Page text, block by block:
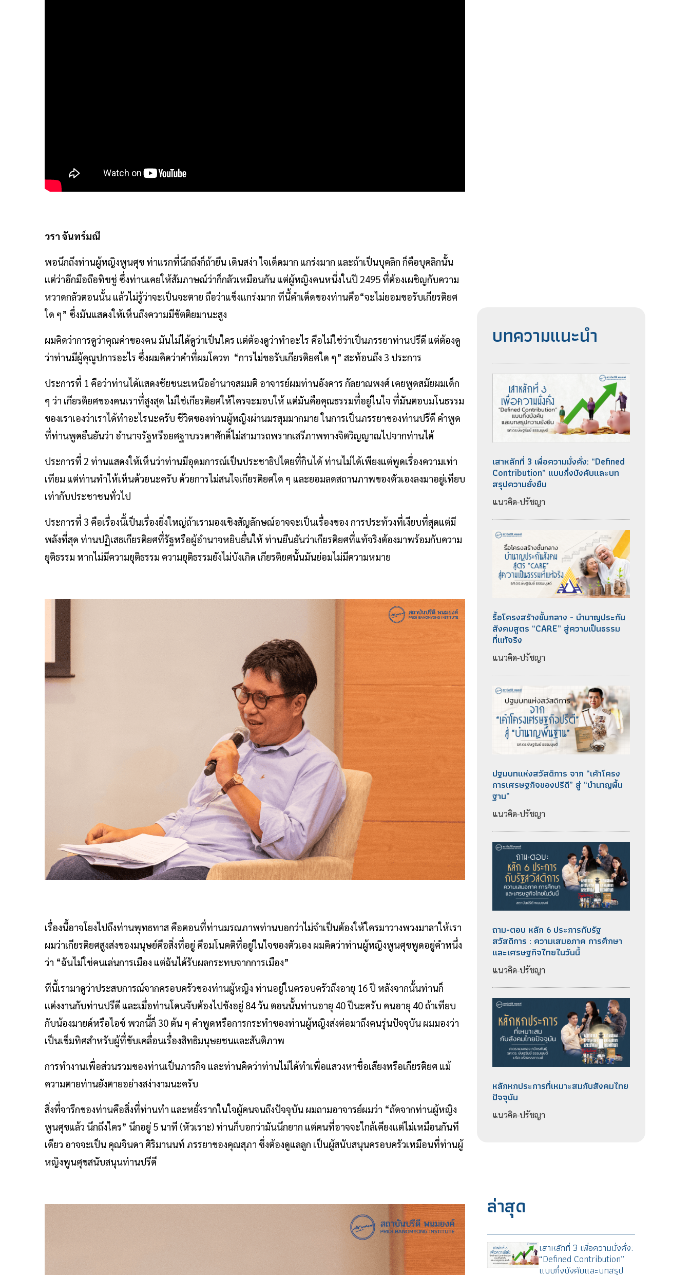
วรา จันทร์มณี
พอนึกถึงท่านผู้หญิงพูนศุข ท่าแรกที่นึกถึงก็ถ้ายืน เดินสง่า ใจเด็ดมาก แกร่งมาก และถ้าเป็นบุคลิก ก็คือบุคลิกนั้น
แต่ว่าอีกมือถือทิชชู่ ซึ่งท่านเคยให้สัมภาษณ์ว่าก็กลัวเหมือนกัน แต่ผู้หญิงคนหนึ่งในปี 2495 ที่ต้องเผชิญกับความ
หวาดกลัวตอนนั้น แล้วไม่รู้ว่าจะเป็นจะตาย ถือว่าแข็งแกร่งมาก ทีนี้คำเด็ดของท่านคือ“จะไม่ยอมขอรับเกียรติยศ
ใด ๆ” ซึ่งมันแสดงให้เห็นถึงความมีขัตติยมานะสูง
ผมคิดว่าการดูว่าคุณค่าของคน มันไม่ได้ดูว่าเป็นใคร แต่ต้องดูว่าทำอะไร คือไม่ใช่ว่าเป็นภรรยาท่านปรีดี แต่ต้องดู
ว่าท่านมีผู้คุณูปการอะไร ซึ่งผมคิดว่าคำที่ผมโควท “การไม่ขอรับเกียรติยศใด ๆ” สะท้อนถึง 3 ประการ
ประการที่ 1 คือว่าท่านได้แสดงชัยชนะเหนืออำนาจสมมติ อาจารย์ผมท่านอังคาร กัลยาณพงศ์ เคยพูดสมัยผมเด็ก
ๆ ว่า เกียรติยศของคนเราที่สูงสุด ไม่ใช่เกียรติยศให้ใครจะมอบให้ แต่มันคือคุณธรรมที่อยู่ในใจ ที่มันตอบมโนธรรม
ของเราเองว่าเราได้ทำอะไรนะครับ ชีวิตของท่านผู้หญิงผ่านมรสุมมากมาย ในการเป็นภรรยาของท่านปรีดี คำพูด
ที่ท่านพูดยืนยันว่า อำนาจรัฐหรือยศฐาบรรดาศักดิ์ไม่สามารถพรากเสรีภาพทางจิตวิญญาณไปจากท่านได้
ประการที่ 2 ท่านแสดงให้เห็นว่าท่านมีอุดมการณ์เป็นประชาธิปไตยที่กินได้ ท่านไม่ได้เพียงแต่พูดเรื่องความเท่า
เทียม แต่ท่านทำให้เห็นด้วยนะครับ ด้วยการไม่สนใจเกียรติยศใด ๆ และยอมลดสถานภาพของตัวเองลงมาอยู่เทียบ
เท่ากับประชาชนทั่วไป
ประการที่ 3 คือเรื่องนี้เป็นเรื่องยิ่งใหญ่ถ้าเรามองเชิงสัญลักษณ์อาจจะเป็นเรื่องของ การประท้วงที่เงียบที่สุดแต่มี
พลังที่สุด ท่านปฏิเสธเกียรติยศที่รัฐหรือผู้อำนาจหยิบยื่นให้ ท่านยืนยันว่าเกียรติยศที่แท้จริงต้องมาพร้อมกับความ
ยุติธรรม หากไม่มีความยุติธรรม ความยุติธรรมยังไม่บังเกิด เกียรติยศนั้นมันย่อมไม่มีความหมาย
เรื่องนี้อาจโยงไปถึงท่านพุทธทาส คือตอนที่ท่านมรณภาพท่านบอกว่าไม่จำเป็นต้องให้ใครมาวางพวงมาลาให้เรา
ผมว่าเกียรติยศสูงส่งของมนุษย์คือสิ่งที่อยู่ คือมโนคติที่อยู่ในใจของตัวเอง ผมคิดว่าท่านผู้หญิงพูนศุขพูดอยู่คำหนึ่ง
ว่า “ฉันไม่ใช่คนเล่นการเมือง แต่ฉันได้รับผลกระทบจากการเมือง”
ทีนี้เรามาดูว่าประสบการณ์จากครอบครัวของท่านผู้หญิง ท่านอยู่ในครอบครัวถึงอายุ 16 ปี หลังจากนั้นท่านก็
แต่งงานกับท่านปรีดี และเมื่อท่านโดนจับต้องไปขังอยู่ 84 วัน ตอนนั้นท่านอายุ 40 ปีนะครับ คนอายุ 40 ถ้าเทียบ
กับน้องมายด์หรือไอซ์ พวกนี้ก็ 30 ต้น ๆ คำพูดหรือการกระทำของท่านผู้หญิงส่งต่อมาถึงคนรุ่นปัจจุบัน ผมมองว่า
เป็นเข็มทิศสำหรับผู้ที่ขับเคลื่อนเรื่องสิทธิมนุษยชนและสันติภาพ
การทำงานเพื่อส่วนรวมของท่านเป็นภารกิจ และท่านคิดว่าท่านไม่ได้ทำเพื่อแสวงหาชื่อเสียงหรือเกียรติยศ แม้
ความตายท่านยังตายอย่างสง่างามนะครับ
สิ่งที่จารึกของท่านคือสิ่งที่ท่านทำ และหยั่งรากในใจผู้คนจนถึงปัจจุบัน ผมถามอาจารย์ผมว่า “ถัดจากท่านผู้หญิง
พูนศุขแล้ว นึกถึงใคร” นึกอยู่ 5 นาที (หัวเราะ) ท่านก็บอกว่ามันนึกยาก แต่คนที่อาจจะใกล้เคียงแต่ไม่เหมือนกันที
เดียว อาจจะเป็น คุณจินดา ศิริมานนท์ ภรรยาของคุณสุภา ซึ่งต้องดูแลลูก เป็นผู้สนับสนุนครอบครัวเหมือนที่ท่านผู้
หญิงพูนศุขสนับสนุนท่านปรีดี
บทความแนะนำ
เสาหลักที่ 3 เพื่อความมั่งคั่ง: “Defined
Contribution” แบบกึ่งบังคับและบท
สรุปความยั่งยืน
แนวคิด-ปรัชญา
รื้อโครงสร้างชั้นกลาง - บำนาญประกัน
สังคมสูตร “CARE” สู่ความเป็นธรรม
ที่แท้จริง
แนวคิด-ปรัชญา
ปฐมบทแห่งสวัสดิการ จาก “เค้าโครง
การเศรษฐกิจของปรีดี” สู่ “บำนาญพื้น
ฐาน”
แนวคิด-ปรัชญา
ถาม-ตอบ หลัก 6 ประการกับรัฐ
สวัสดิการ : ความเสมอภาค การศึกษา
และเศรษฐกิจไทยในวันนี้
แนวคิด-ปรัชญา
หลักหกประการที่เหมาะสมกับสังคมไทย
ปัจจุบัน
แนวคิด-ปรัชญา
ล่าสุด
เสาหลักที่ 3 เพื่อความมั่งคั่ง:
“Defined Contribution”
แบบกึ่งบังคับและบทสรุป